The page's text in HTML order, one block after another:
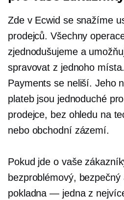
Zde v Ecwid se snažíme
prodejců. Všechny
zjednodušujeme a
spravovat z jednoho
Payments se neliší. Jeho
plateb jsou jednoduché
prodejce, bez ohledu na
nebo obchodní zázemí.
Pokud jde o vaše
bezproblémový,
pokladna — jednaz